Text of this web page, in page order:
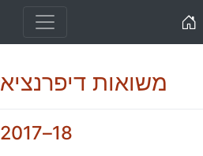
משואות
18–2017–ב